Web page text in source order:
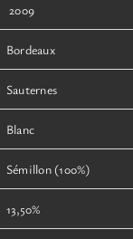
2009
Bordeaux
Sauternes
Blanc
Sémillon (100%)
13,50%